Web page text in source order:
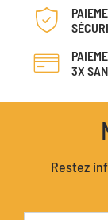
3X
Restez